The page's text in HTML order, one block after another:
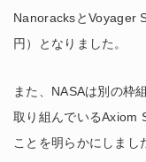
NanoracksとVoyager
円）となりました。
また、NASAは別の枠
取り組んでいるAxiom
ことを明らかにしまし